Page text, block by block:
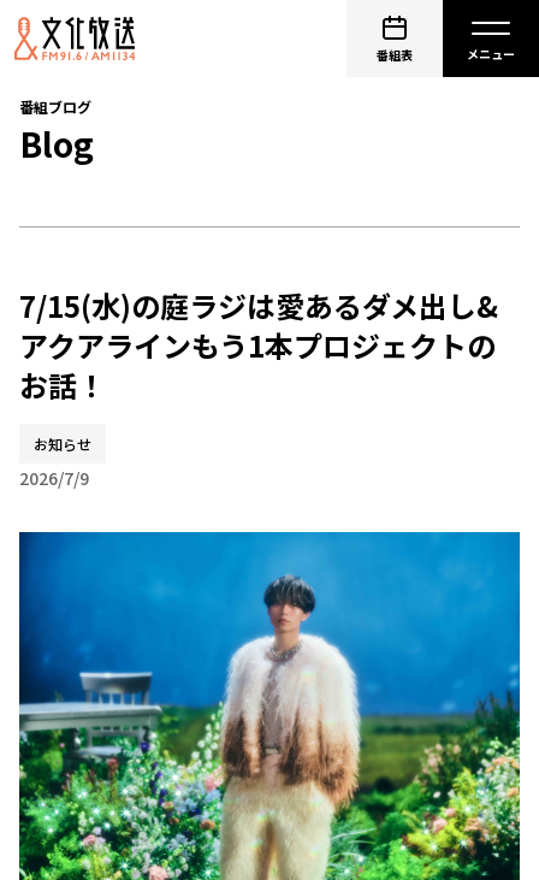
番組表
番組ブログ
Blog
7/15(水)の庭ラジは愛あるダメ出し&
アクアラインもう1本プロジェクトの
お話！
お知らせ
2026/7/9